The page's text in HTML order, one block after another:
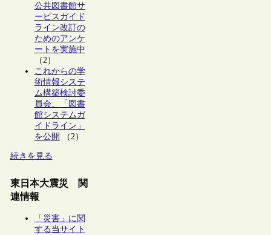
公共図書館サ
ービスガイド
ライン改訂の
ためのアンケ
ートを実施中
（2）
これからの学
術情報システ
ム構築検討委
員会、「図書
館システムガ
イドライン」
を公開
（2）
続きを見る
東日本大震災 関
連情報
「災害」に関
する当サイト